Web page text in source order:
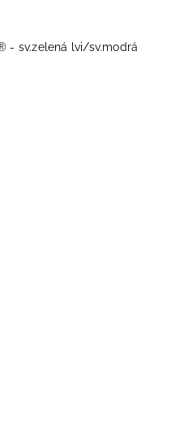
- sv.zelená lvi/sv.modrá